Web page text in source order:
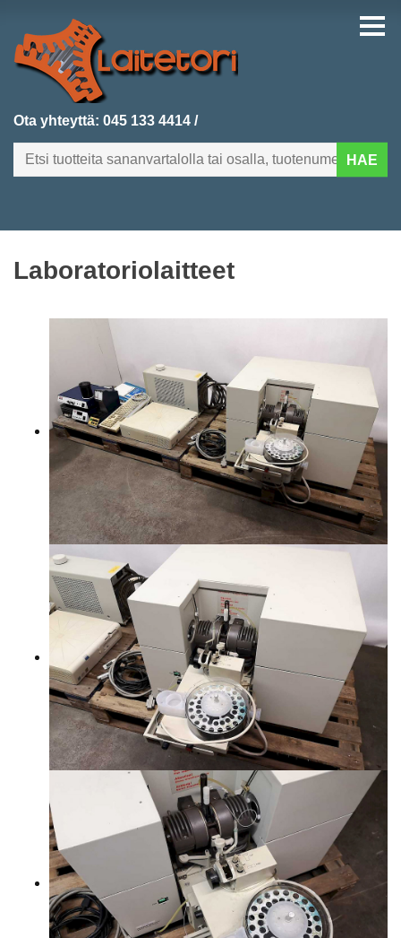
Ota yhteyttä: 045 133 4414 /
HAE
ETUSIVU
VIIMEKSI LISÄTYT
TUOTEHAKU
YHTEYSTIEDOT
Laboratoriolaitteet